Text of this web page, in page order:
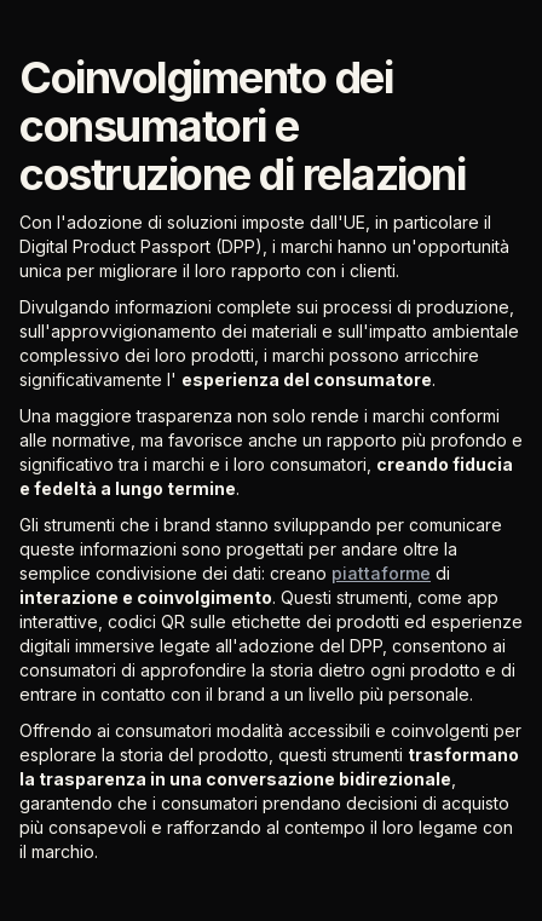
Coinvolgimento dei
consumatori e
costruzione di relazioni
Con l'adozione di soluzioni imposte dall'UE, in particolare il
Digital Product Passport (DPP), i marchi hanno un'opportunità
unica per migliorare il loro rapporto con i clienti.
Divulgando informazioni complete sui processi di produzione,
sull'approvvigionamento dei materiali e sull'impatto ambientale
complessivo dei loro prodotti, i marchi possono arricchire
significativamente l' esperienza del consumatore.
Una maggiore trasparenza non solo rende i marchi conformi
alle normative, ma favorisce anche un rapporto più profondo e
significativo tra i marchi e i loro consumatori, creando fiducia
e fedeltà a lungo termine.
Gli strumenti che i brand stanno sviluppando per comunicare
queste informazioni sono progettati per andare oltre la
semplice condivisione dei dati: creano piattaforme di
interazione e coinvolgimento. Questi strumenti, come app
interattive, codici QR sulle etichette dei prodotti ed esperienze
digitali immersive legate all'adozione del DPP, consentono ai
consumatori di approfondire la storia dietro ogni prodotto e di
entrare in contatto con il brand a un livello più personale.
Offrendo ai consumatori modalità accessibili e coinvolgenti per
esplorare la storia del prodotto, questi strumenti trasformano
la trasparenza in una conversazione bidirezionale
garantendo che i consumatori prendano decisioni di acquisto
più consapevoli e rafforzando al contempo il loro legame con
il marchio.